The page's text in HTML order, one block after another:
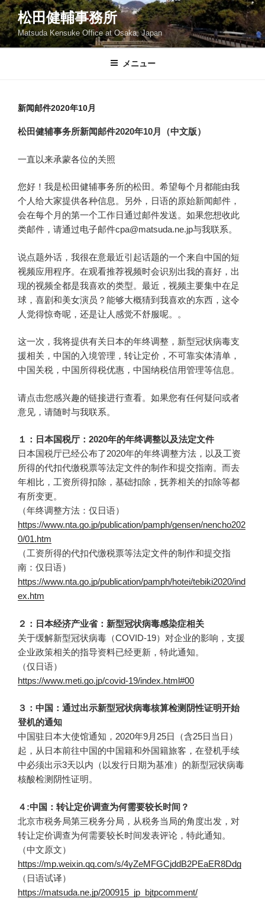
コ
ン
テ
ン
松田健輔事務所
Matsuda Kensuke Office at Osaka, Japan
メニュー
新闻邮件2020年10月
松田健辅事务所新闻邮件2020年10月（中文版）
一直以来承蒙各位的关照
您好！我是松田健辅事务所的松田。希望每个月都能由我
个人给大家提供各种信息。另外，日语的原始新闻邮件，
会在每个月的第一个工作日通过邮件发送。如果您想收此
类邮件，请通过电子邮件cpa@matsuda.ne.jp与我联系。
说点题外话，我很在意最近引起话题的一个来自中国的短
视频应用程序。在观看推荐视频时会识别出我的喜好，出
现的视频全都是我喜欢的类型。最近，视频主要集中在足
球，喜剧和美女演员？能够大概猜到我喜欢的东西，这令
人觉得惊奇呢，还是让人感觉不舒服呢。。
这一次，我将提供有关日本的年终调整，新型冠状病毒支
援相关，中国的入境管理，转让定价，不可靠实体清单，
中国关税，中国所得税优惠，中国纳税信用管理等信息。
请点击您感兴趣的链接进行查看。如果您有任何疑问或者
意见，请随时与我联系。
１：日本国税厅：2020年的年终调整以及法定文件
日本国税厅已经公布了2020年的年终调整方法，以及工资
所得的代扣代缴税票等法定文件的制作和提交指南。而去
年相比，工资所得扣除，基础扣除，抚养相关的扣除等都
有所变更。
（年终调整方法：仅日语）
https://www.nta.go.jp/publication/pamph/gensen/nencho202
0/01.htm
（工资所得的代扣代缴税票等法定文件的制作和提交指
南：仅日语）
https://www.nta.go.jp/publication/pamph/hotei/tebiki2020/ind
ex.htm
２：日本经济产业省：新型冠状病毒感染症相关
关于缓解新型冠状病毒（COVID-19）对企业的影响，支援
企业政策相关的指导资料已经更新，特此通知。
（仅日语）
https://www.meti.go.jp/covid-19/index.html#00
３：中国：通过出示新型冠状病毒核算检测阴性证明开始
登机的通知
中国驻日本大使馆通知，2020年9月25日（含25日当日）
起，从日本前往中国的中国籍和外国籍旅客，在登机手续
中必须出示3天以内（以发行日期为基准）的新型冠状病毒
核酸检测阴性证明。
４:中国：转让定价调查为何需要较长时间？
北京市税务局第三税务分局，从税务当局的角度出发，对
转让定价调查为何需要较长时间发表评论，特此通知。
（中文原文）
https://mp.weixin.qq.com/s/4yZeMFGCjddB2PEaER8Ddg
（日语试译）
https://matsuda.ne.jp/200915_jp_bjtpcomment/